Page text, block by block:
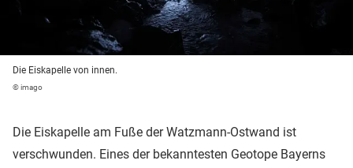
Die Eiskapelle von innen.
© imago
Die Eiskapelle am Fuße der Watzmann-Ostwand ist
verschwunden. Eines der bekanntesten Geotope Bayerns